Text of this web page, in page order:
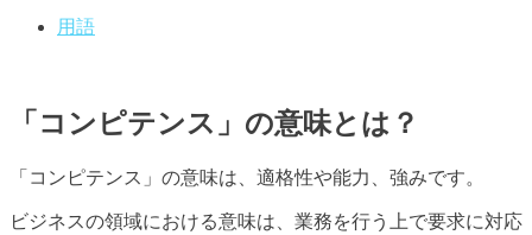
用語
「コンピテンス」の意味とは？
「コンピテンス」の意味は、適格性や能力、強みです。
ビジネスの領域における意味は、業務を行う上で要求に対応